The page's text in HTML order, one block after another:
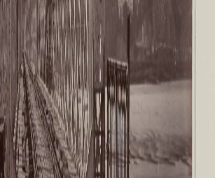
в Кемерово
Русского музея
и спонсоры
просветительские и
художественных музеев
нормативные акты
документы